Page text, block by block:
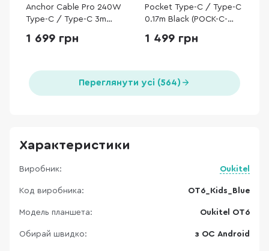
Anchor Cable Pro 240W
Type-C / Type-C 3m
C-COS-NP)
1 699 грн
Pocket Type-C / Type-C
0.17m Black (POCK-C-
1 499 грн
Переглянути усі (564)
Характеристики
Виробник: Oukitel
Код виробника: OT6_Kids_Blue
Модель планшета: Oukitel OT6
Обирай швидко: з ОС Android